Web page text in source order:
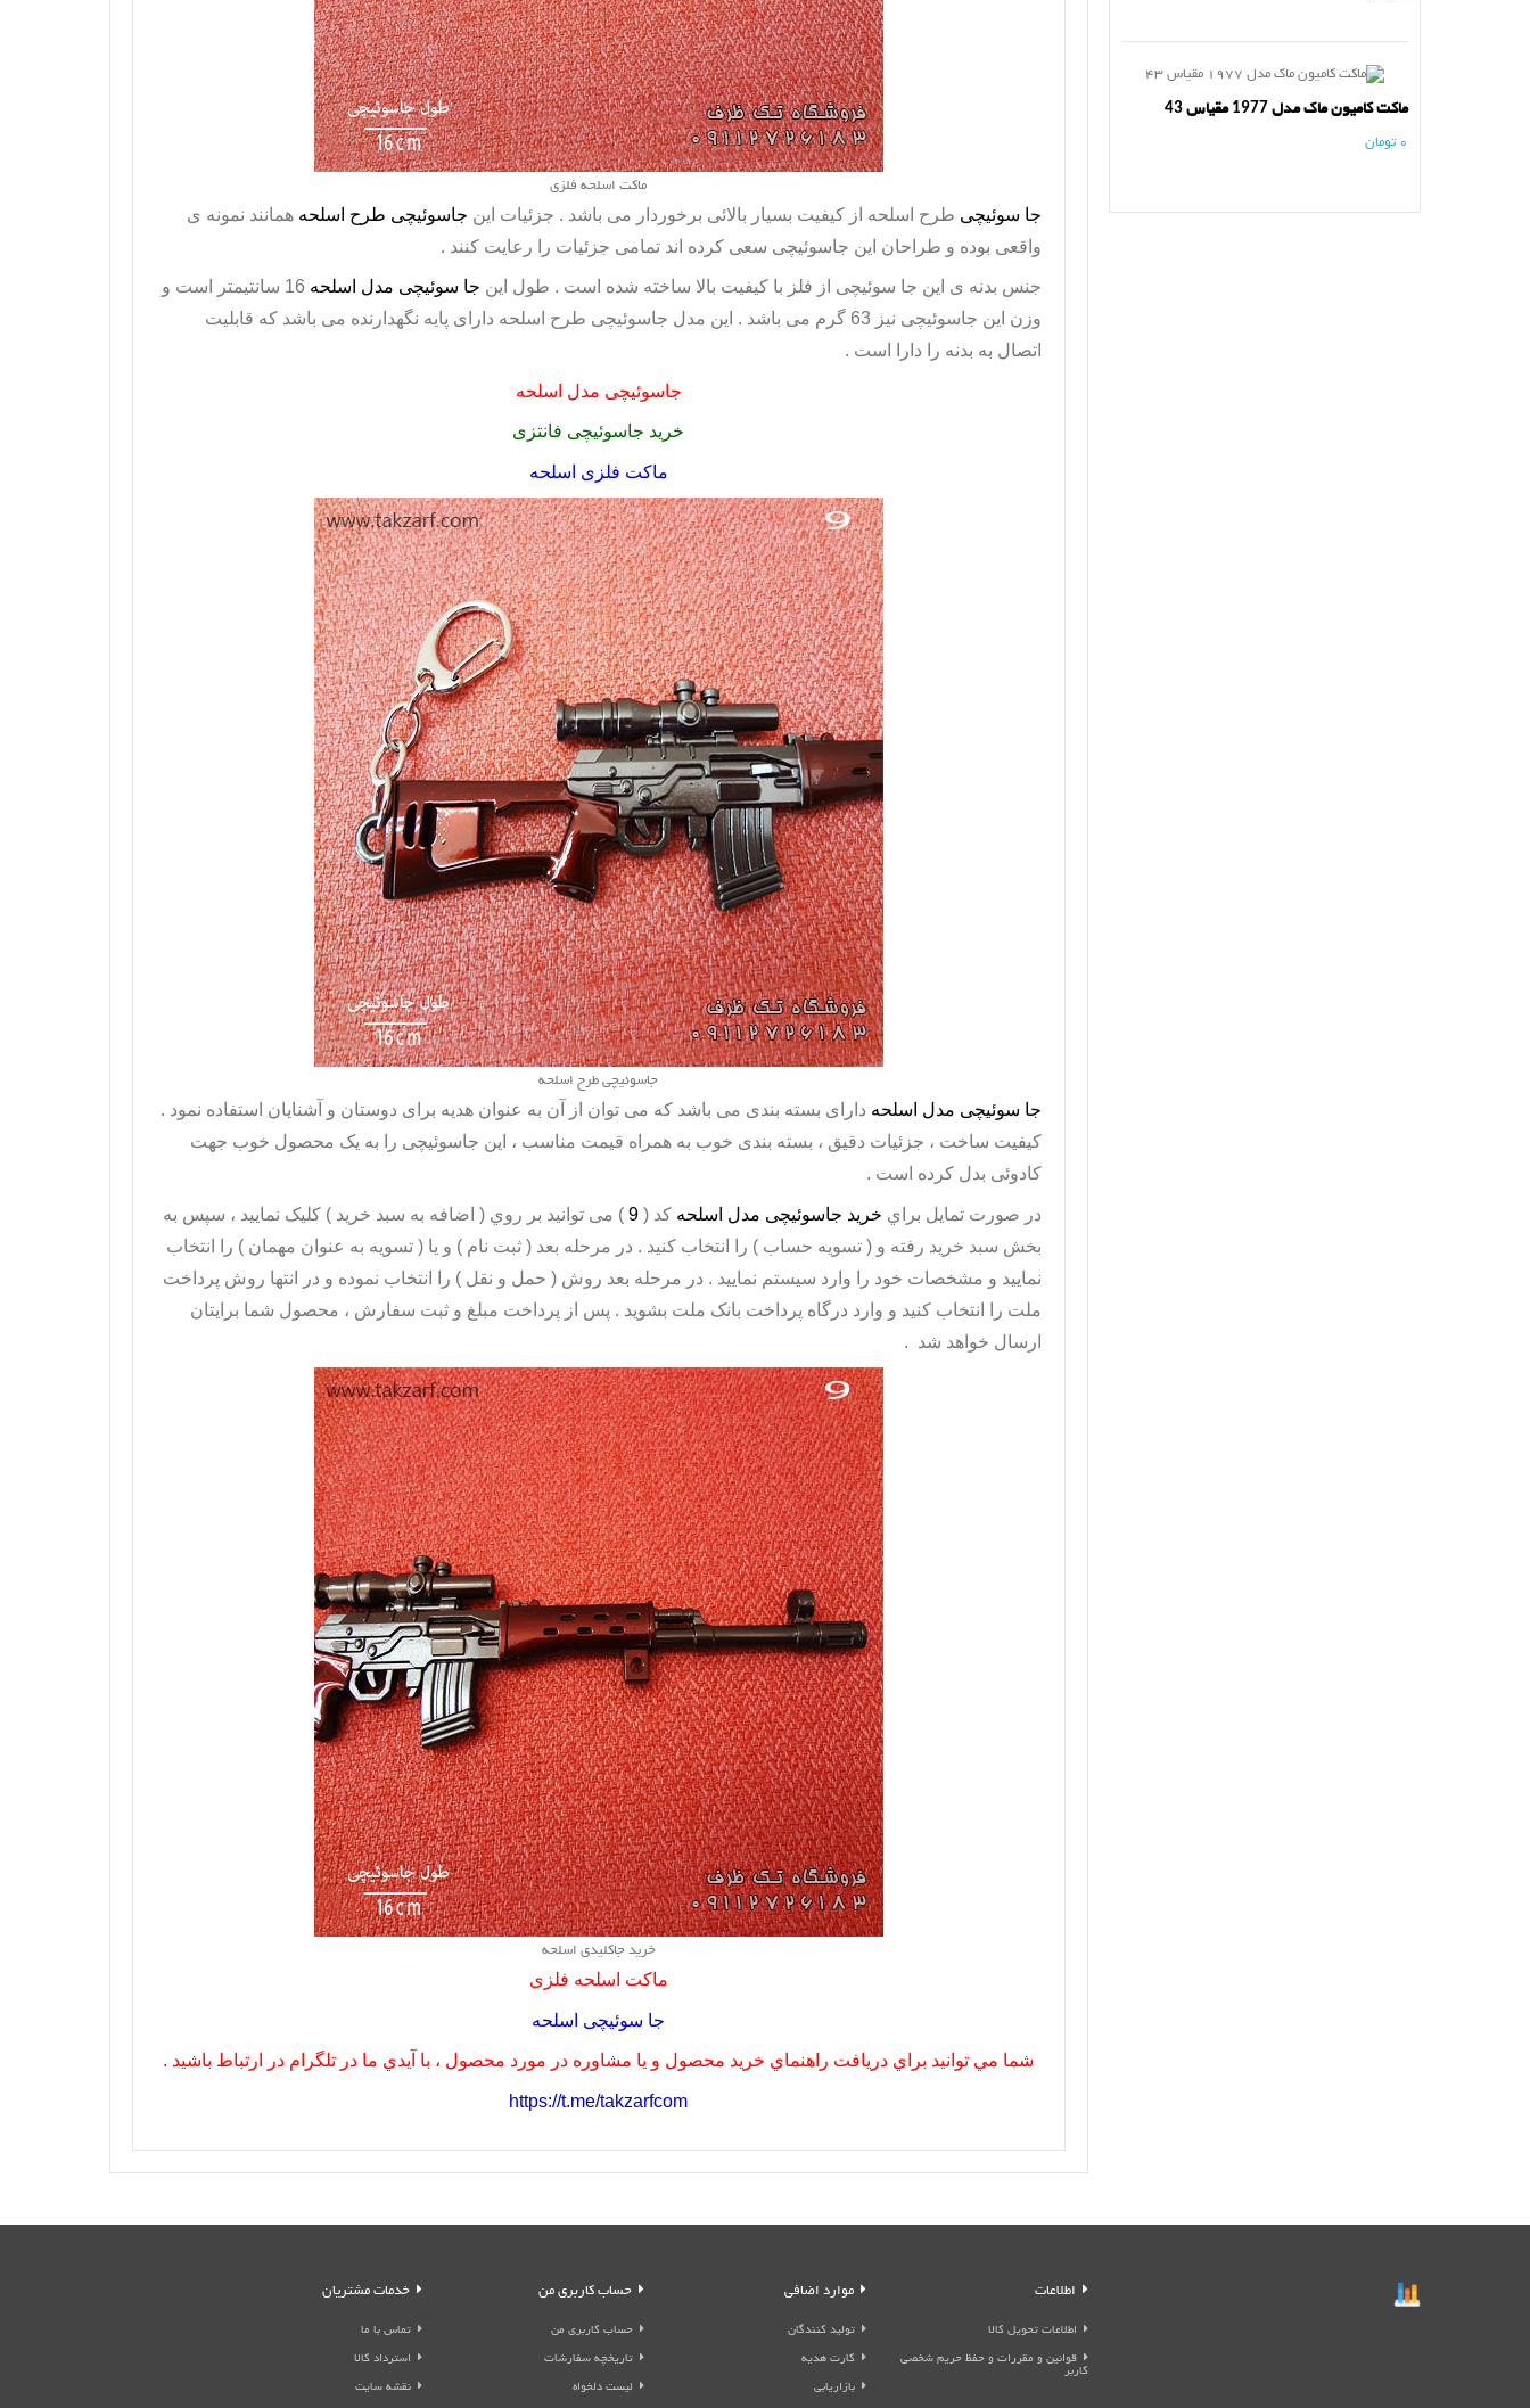
ماکت کامیون ماک مدل 1977 مقیاس 43
0 تومان
ماکت اسلحه فلزی
جا سوئیچی طرح اسلحه از کیفیت بسیار بالائی برخوردار می باشد . جزئیات این جاسوئیچی طرح اسلحه همانند نمونه ی
واقعی بوده و طراحان این جاسوئیچی سعی کرده اند تمامی جزئیات را رعایت کنند .
جنس بدنه ی این جا سوئیچی از فلز با کیفیت بالا ساخته شده است . طول این جا سوئیچی مدل اسلحه
16 سانتیمتر است و
وزن این جاسوئیچی نیز 63 گرم می باشد . این مدل جاسوئیچی طرح اسلحه دارای پایه نگهدارنده می باشد که قابلیت
اتصال به بدنه را دارا است .
جاسوئیچی مدل اسلحه
خرید جاسوئیچی فانتزی
ماکت فلزی اسلحه
جاسوئیچی طرح اسلحه
جا سوئیچی مدل اسلحه دارای بسته بندی می باشد که می توان از آن به عنوان هدیه برای دوستان و آشنایان استفاده نمود .
کیفیت ساخت ، جزئیات دقیق ، بسته بندی خوب به همراه قیمت مناسب ، این جاسوئیچی را به یک محصول خوب جهت
کادوئی بدل کرده است .
در صورت تمايل براي خريد جاسوئیچی مدل اسلحه کد (9 ) می توانيد بر روي ( اضافه به سبد خريد ) کليک نماييد ، سپس به
بخش سبد خريد رفته و ( تسويه حساب ) را انتخاب کنيد . در مرحله بعد ( ثبت نام ) و يا ( تسويه به عنوان مهمان ) را انتخاب
نماييد و مشخصات خود را وارد سيستم نماييد . در مرحله بعد روش ( حمل و نقل ) را انتخاب نموده و در انتها روش پرداخت
ملت را انتخاب کنيد و وارد درگاه پرداخت بانک ملت بشويد . پس از پرداخت مبلغ و ثبت سفارش ، محصول شما برايتان
ارسال خواهد شد .
خرید جاکلیدی اسلحه
ماکت اسلحه فلزی
جا سوئیچی اسلحه
شما مي توانيد براي دريافت راهنماي خريد محصول و يا مشاوره در مورد محصول ، با آيدي ما در تلگرام در ارتباط باشيد .
https://t.me/takzarfcom
اطلاعات
اطلاعات تحویل کالا
قوانین و مقررات و حفظ حریم شخصی
کاربر
موارد اضافی
تولید کنندگان
کارت هدیه
بازاریابی
حساب کاربری من
حساب کاربری من
تاریخچه سفارشات
لیست دلخواه
خدمات مشتریان
تماس با ما
استرداد کالا
نقشه سایت